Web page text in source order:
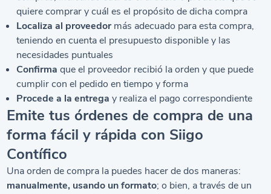
quiere comprar y cuál es el propósito de dicha compra
Localiza al proveedor más adecuado para esta compra,
teniendo en cuenta el presupuesto disponible y las
necesidades puntuales
Confirma que el proveedor recibió la orden y que puede
cumplir con el pedido en tiempo y forma
Procede a la entrega y realiza el pago correspondiente
Emite tus órdenes de compra de una
forma fácil y rápida con Siigo
Contífico
Una orden de compra la puedes hacer de dos maneras:
manualmente, usando un formato; o bien, a través de un